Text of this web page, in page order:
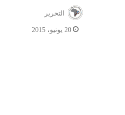
التحرير
20 يونيو، 2015